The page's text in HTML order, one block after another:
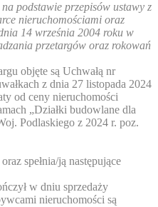
podstawie przepisów ustawy z
nieruchomościami oraz
14 września 2004 roku w
przetargów oraz rokowań
objęte są Uchwałą nr
z dnia 27 listopada 2024
od ceny nieruchomości
„Działki budowlane dla
Podlaskiego z 2024 r. poz.
spełnia/ją następujące
w dniu sprzedaży
nieruchomości są